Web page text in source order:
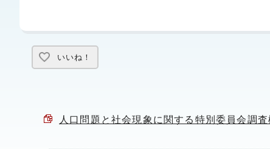
いいね！
人口問題と社会現象に関する特別委員会調